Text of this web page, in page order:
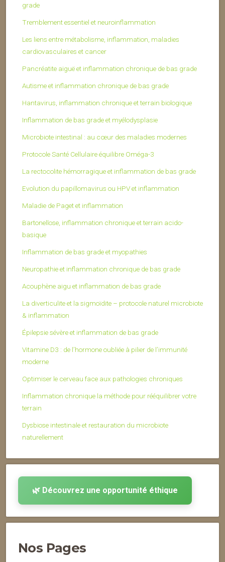
grade
Tremblement essentiel et neuroinflammation
Les liens entre métabolisme, inflammation, maladies
cardiovasculaires et cancer
Pancréatite aiguë et inflammation chronique de bas grade
Autisme et inflammation chronique de bas grade
Hantavirus, inflammation chronique et terrain biologique
Inflammation de bas grade et myélodysplasie
Microbiote intestinal : au cœur des maladies modernes
Protocole Santé Cellulaire équilibre Oméga-3
La rectocolite hémorragique et inflammation de bas grade
Evolution du papillomavirus ou HPV et inflammation
Maladie de Paget et inflammation
Bartonellose, inflammation chronique et terrain acido-
basique
Inflammation de bas grade et myopathies
Neuropathie et inflammation chronique de bas grade
Acouphène aigu et inflammation de bas grade
La diverticulite et la sigmoïdite – protocole naturel microbiote
& inflammation
Épilepsie sévère et inflammation de bas grade
Vitamine D3 : de l’hormone oubliée à pilier de l’immunité
moderne
Optimiser le cerveau face aux pathologies chroniques
Inflammation chronique la méthode pour rééquilibrer votre
terrain
Dysbiose intestinale et restauration du microbiote
naturellement
🌿 Découvrez une opportunité éthique
Nos Pages